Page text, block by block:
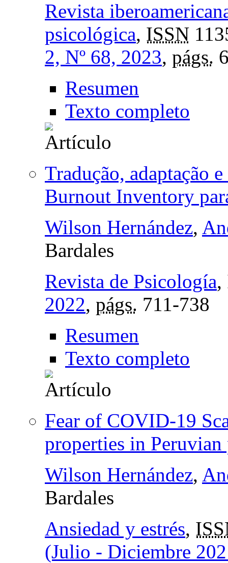
Revista
psicológica, ISSN
2, Nº 68, 2023, págs.
Resumen
Texto completo
Tradução, adaptação
Burnout Inventory
Wilson Hernández,
Bardales
Revista de Psicología,
2022, págs. 711-738
Resumen
Texto completo
Fear of COVID-19
properties in
Wilson Hernández,
Bardales
Ansiedad y estrés,
(Julio - Diciembre